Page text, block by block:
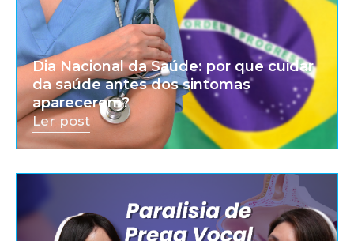
Dia Nacional da Saúde: por que cuidar
da saúde antes dos sintomas
aparecerem?
Ler post